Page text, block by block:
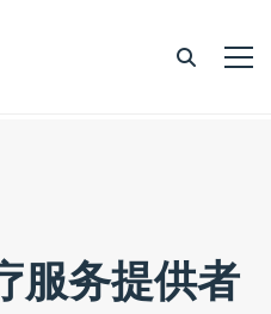
服务提供者